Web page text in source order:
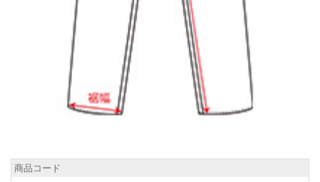
商品コード